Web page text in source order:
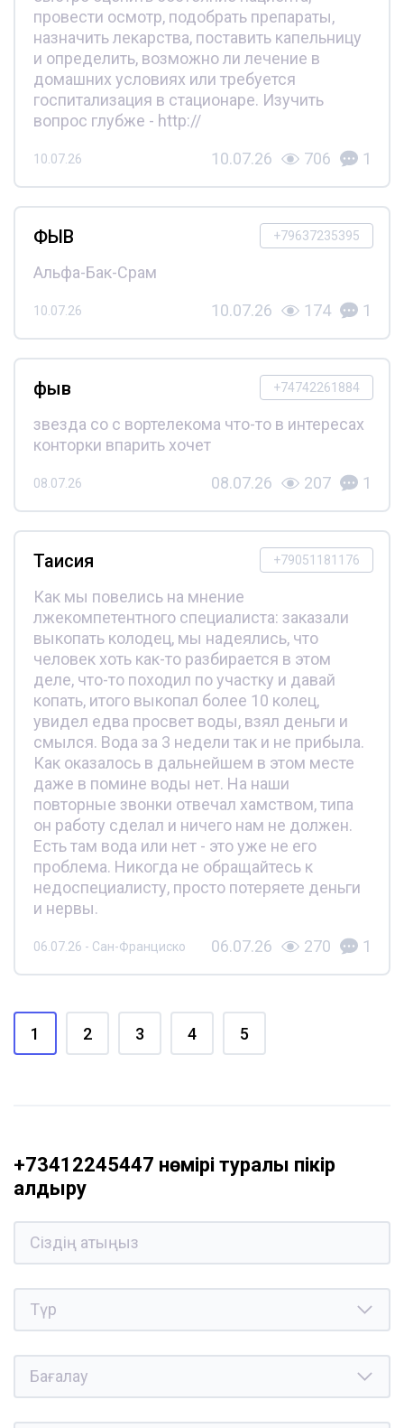
провести осмотр, подобрать препараты,
назначить лекарства, поставить капельницу
и определить, возможно ли лечение в
домашних условиях или требуется
госпитализация в стационаре. Изучить
вопрос глубже - http://
10.07.26 10.07.26 706 1
+79637235395
ФЫВ
Альфа-Бак-Срам
10.07.26 10.07.26 174 1
+74742261884
фыв
звезда со с вортелекома что-то в интересах
конторки впарить хочет
08.07.26 08.07.26 207 1
+79051181176
Таисия
Как мы повелись на мнение
лжекомпетентного специалиста: заказали
выкопать колодец, мы надеялись, что
человек хоть как-то разбирается в этом
деле, что-то походил по участку и давай
копать, итого выкопал более 10 колец,
увидел едва просвет воды, взял деньги и
смылся. Вода за 3 недели так и не прибыла.
Как оказалось в дальнейшем в этом месте
даже в помине воды нет. На наши
повторные звонки отвечал хамством, типа
он работу сделал и ничего нам не должен.
Есть там вода или нет - это уже не его
проблема. Никогда не обращайтесь к
недоспециалисту, просто потеряете деньги
и нервы.
06.07.26 - Сан-Франциско 06.07.26 270 1
1 2 3 4 5
+73412245447 нөмірі туралы пікір
қалдыру